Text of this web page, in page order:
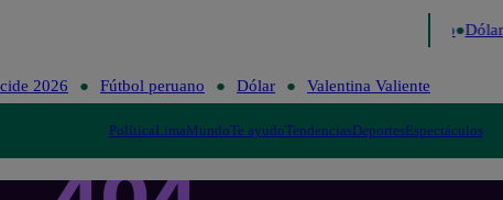
Dólar
2026 Fútbol peruano Dólar Valentina Valiente
PolíticaLimaMundoTe ayudoTendenciasDeportesEspectáculos